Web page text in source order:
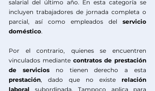
salarial del último año. En esta categoría se
incluyen trabajadores de jornada completa o
parcial, así como empleados del servicio
doméstico.
Por el contrario, quienes se encuentren
vinculados mediante contratos de prestación
de servicios
prestación, dado que no existe relación
laboral subordinada. Tampoco aplica para